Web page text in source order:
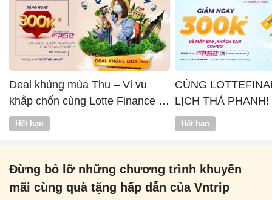
Deal khủng mùa Thu – Vi vu
khắp chốn cùng Lotte Finance x
Vntrip
Hết hạn
CÙNG
LỊCH THẢ PHANH!
Hết hạn
Đừng bỏ lỡ những chương trình khuyến
mãi cùng quà tặng hấp dẫn của Vntrip